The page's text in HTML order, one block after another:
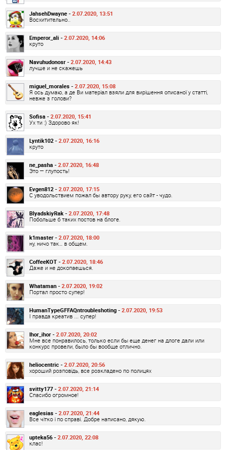
JahsehDwayne - 2.07.2020, 13:51
Восхитительно..
Emperor_ali - 2.07.2020, 14:06
круто
Navuhudonosr - 2.07.2020, 14:43
лучше и не скажешь
miguel_morales - 2.07.2020, 15:08
Я ось думаю, а де Ви матеріал взяли для вирішення описаної у статті,
невже з голови?
Sofisa - 2.07.2020, 15:41
Ух ти :) Здорово як!
Lyntik102 - 2.07.2020, 16:16
круто
ne_pasha - 2.07.2020, 16:48
Это — глупость!
Evgen812 - 2.07.2020, 17:15
С уводольствием пожал бы автору руку, его сайт - чудо.
BlyadskiyRak - 2.07.2020, 17:48
Побольше б таких постов на блоге.
k1master - 2.07.2020, 18:00
ну, ничо так… в общем.
CoffeeKOT - 2.07.2020, 18:46
Даже и не докопаешься.
Whataman - 2.07.2020, 19:02
Портал просто супер!
HumanTypeGFFAQntroubleshoting - 2.07.2020, 19:53
І правда креатив ... супер!
Ihor_ihor - 2.07.2020, 20:02
Мне все понравилось, только если бы еще денег на длоге дали или
конкурс провели, было бы вообще отлично.
heliocentric - 2.07.2020, 20:56
хороший розповідь, все розкладено по полицях
svitty177 - 2.07.2020, 21:14
Спасибо огромное!
eaglesias - 2.07.2020, 21:44
Все чітко і по справі. Добре написано, дякую.
upteka56 - 2.07.2020, 22:08
клас!